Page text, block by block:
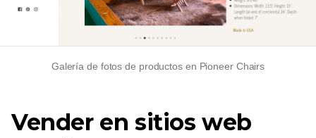
Galería de fotos de productos en Pioneer Chairs
Vender en sitios web